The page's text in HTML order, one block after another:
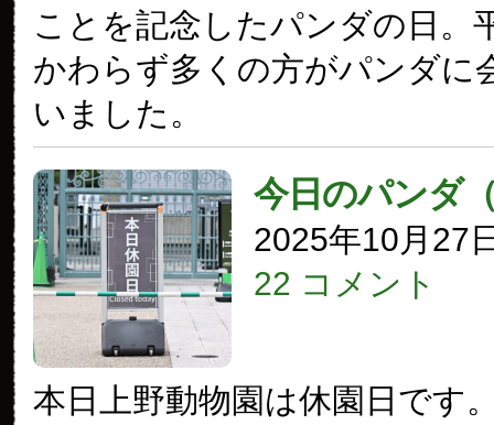
ことを記念したパンダの日。
かわらず多くの方がパンダに
いました。
今日のパンダ
2025年10月27
22 コメント
本日上野動物園は休園日です